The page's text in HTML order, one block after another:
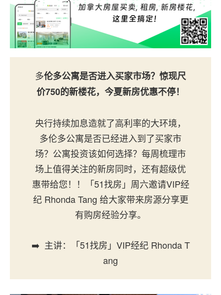
多伦多公寓是否进入买家市场？惊现尺
价750的新楼花，今夏新房优惠不停！
央行持续加息造就了高利率的大环境，
多伦多公寓是否已经进入到了买家市
场？公寓投资该如何选择？每周梳理市
场上值得关注的新房同时，还有超级优
惠带给您！！「51找房」周六邀请VIP经
纪 Rhonda Tang 给大家带来房源分享更
有购房经验分享。
➡️ 主讲：「51找房」VIP经纪 Rhonda T
ang